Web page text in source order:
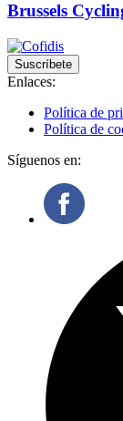
Brussels
Suscríbete
Enlaces:
Política de
Política de
Síguenos en: